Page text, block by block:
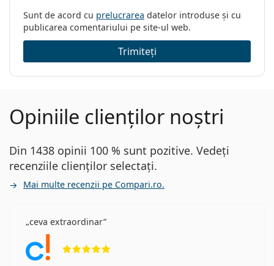
Sunt de acord cu prelucrarea datelor introduse și cu
publicarea comentariului pe site-ul web.
Trimiteți
Opiniile clienților noștri
Din 1438 opinii 100 % sunt pozitive. Vedeți
recenziile clienților selectați.
Mai multe recenzii pe Compari.ro.
ceva extraordinar